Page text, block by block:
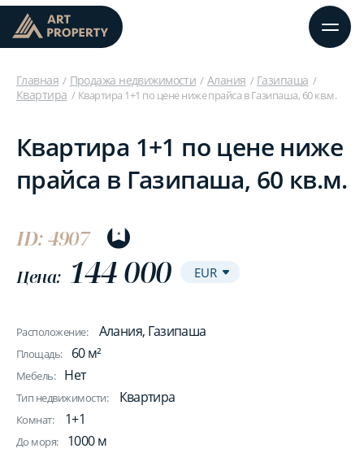
Главная Продажа недвижимости Алания
Газипаша
Квартира
Квартира 1+1 по цене ниже прайса в Газипаша, 60 кв.м.
Квартира 1+1 по цене ниже
прайса в Газипаша, 60 кв.м.
ID: 4907
Цена: 144 000
Расположение: Алания, Газипаша
Площадь: 60 м²
Мебель: Нет
Тип недвижимости: Квартира
Комнат: 1+1
До моря: 1000 м